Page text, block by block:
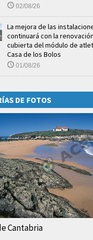
02/08/26
La mejora de las
continuará con la
cubierta del módulo de
Casa de los Bolos
01/08/26
DE FOTOS
Cantabria